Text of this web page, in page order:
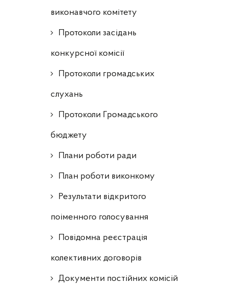
виконавчого комітету
Протоколи засідань
конкурсної комісії
Протоколи громадських
слухань
Протоколи Громадського
бюджету
Плани роботи ради
План роботи виконкому
Результати відкритого
поіменного голосування
Повідомна реєстрація
колективних договорів
Документи постійних комісій